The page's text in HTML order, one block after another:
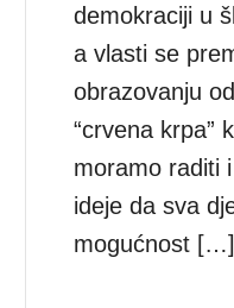
demokraciji u
a vlasti se
obrazovanju
“crvena krpa”
moramo raditi
ideje da sva
mogućnost […]